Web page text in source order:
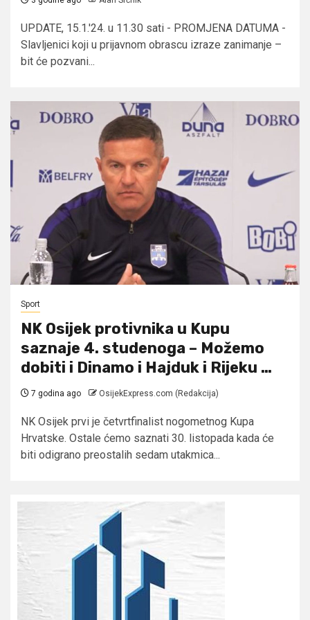
UPDATE, 15.1.'24. u 11.30 sati - PROMJENA DATUMA -
Slavljenici koji u prijavnom obrascu izraze zanimanje –
bit će pozvani...
Sport
NK Osijek protivnika u Kupu
saznaje 4. studenoga – Možemo
dobiti i Dinamo i Hajduk i Rijeku …
7 godina ago OsijekExpress.com (Redakcija)
NK Osijek prvi je četvrtfinalist nogometnog Kupa
Hrvatske. Ostale ćemo saznati 30. listopada kada će
biti odigrano preostalih sedam utakmica...